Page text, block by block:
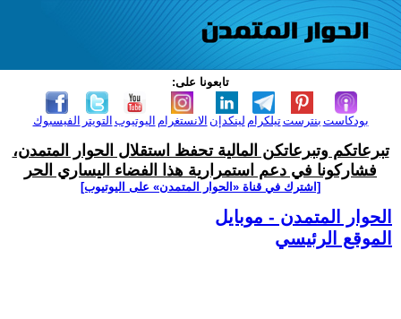
تابعونا على:
الفيسبوك التويتر اليوتيوب الانستغرام لينكدإن تيلكرامبنترست بودكاست
تبرعاتكم وتبرعاتكن المالية تحفظ استقلال الحوار المتمدن،
فشاركونا في دعم استمرارية هذا الفضاء اليساري الحر
[اشترك في قناة ‫«الحوار المتمدن» على اليوتيوب]
الحوار المتمدن - موبايل
الموقع الرئيسي